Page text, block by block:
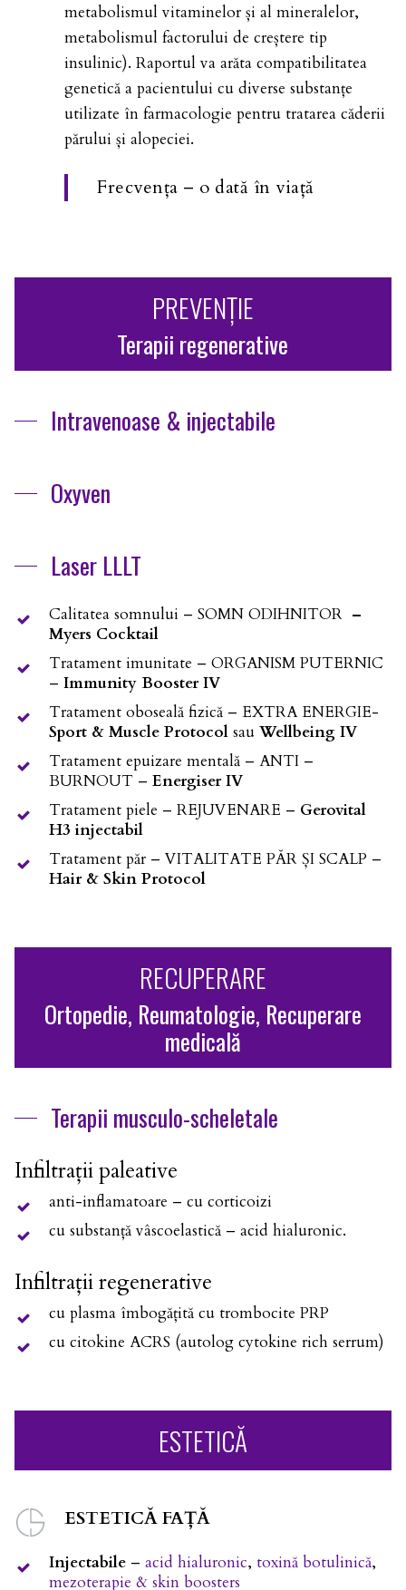
metabolismul vitaminelor și al mineralelor,
metabolismul factorului de creștere tip
insulinic). Raportul va arăta compatibilitatea
genetică a pacientului cu diverse substanțe
utilizate în farmacologie pentru tratarea căderii
părului și alopeciei.
Frecvența – o dată în viață
PREVENȚIE
Terapii regenerative
Intravenoase & injectabile
Oxyven
Laser LLLT
Calitatea somnului – SOMN ODIHNITOR –
Myers Cocktail
Tratament imunitate – ORGANISM PUTERNIC
–Immunity Booster IV
Tratament oboseală fizică – EXTRA ENERGIE-
Sport & Muscle Protocolsau Wellbeing IV
Tratament epuizare mentală – ANTI –
BURNOUT –Energiser IV
Tratament piele – REJUVENARE – Gerovital
H3 injectabil
Tratament păr – VITALITATE PĂR ȘI SCALP –
Hair & Skin Protocol
RECUPERARE
Ortopedie, Reumatologie, Recuperare
medicală
Terapii musculo-scheletale
Infiltrații paleative
anti-inflamatoare – cu corticoizi
cu substanță vâscoelastică – acid hialuronic.
Infiltrații regenerative
cu plasma îmbogățită cu trombocite PRP
cu citokine ACRS (autolog cytokine rich serrum)
ESTETICĂ
ESTETICĂ FAȚĂ
Injectabile –acid hialuronic, toxină botulinică,
mezoterapie & skin boosters